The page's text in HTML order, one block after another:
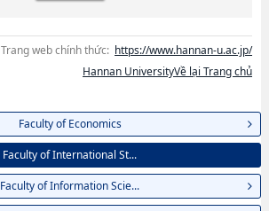
Trang web chính thức: https://www.hannan-u.ac.jp/
Hannan UniversityVề lại Trang chủ
Faculty of Economics
Faculty of International St...
Faculty of Information Scie...